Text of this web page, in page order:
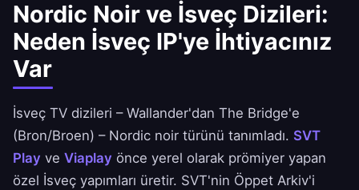
Nordic Noir ve İsveç Dizileri:
Neden İsveç IP'ye İhtiyacınız
Var
İsveç TV dizileri – Wallander'dan The Bridge'e
(Bron/Broen) – Nordic noir türünü tanımladı. SVT
Play ve Viaplay önce yerel olarak prömiyer yapan
özel İsveç yapımları üretir. SVT'nin Öppet Arkiv'i